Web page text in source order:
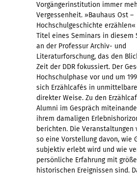
Vorgängerinstitution immer
Vergessenheit. »Bauhaus Ost –
Hochschulgeschichte
Titel eines Seminars in diesem
an der Professur Archiv- und
Literaturforschung, das den
Zeit der DDR fokussiert. Der
Hochschulphase vor und um
sich Erzählcafés in
direkter Weise. Zu den
Alumni im Gespräch
ihrem damaligen
berichten. Die Veranstaltungen
so eine Vorstellung davon, wie
subjektiv erlebt wird und wie
persönliche Erfahrung mit
historischen Ereignissen sind.